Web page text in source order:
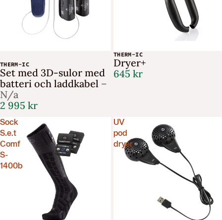
THERM-IC
Set med 3D-sulor med
batteri och laddkabel –
N/a
2 995 kr
THERM-IC
Dryer+
645 kr
Sock
S.e.t
Comf
S-
1400b
UV
pod
dryer
Skriv upp dig på vårt nyhetsbrev för att få de senaste
nyheterna, tips om friluftsliv och 10% på din första
Hämta min kod